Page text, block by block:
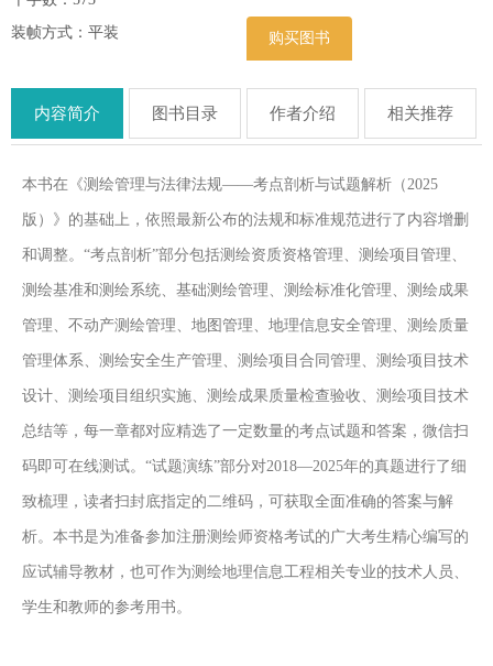
装帧方式：平装
购买图书
内容简介 图书目录 作者介绍 相关推荐
本书在《测绘管理与法律法规——考点剖析与试题解析（2025
版）》的基础上，依照最新公布的法规和标准规范进行了内容增删
和调整。“考点剖析”部分包括测绘资质资格管理、测绘项目管理、
测绘基准和测绘系统、基础测绘管理、测绘标准化管理、测绘成果
管理、不动产测绘管理、地图管理、地理信息安全管理、测绘质量
管理体系、测绘安全生产管理、测绘项目合同管理、测绘项目技术
设计、测绘项目组织实施、测绘成果质量检查验收、测绘项目技术
总结等，每一章都对应精选了一定数量的考点试题和答案，微信扫
码即可在线测试。“试题演练”部分对2018—2025年的真题进行了细
致梳理，读者扫封底指定的二维码，可获取全面准确的答案与解
析。本书是为准备参加注册测绘师资格考试的广大考生精心编写的
应试辅导教材，也可作为测绘地理信息工程相关专业的技术人员、
学生和教师的参考用书。